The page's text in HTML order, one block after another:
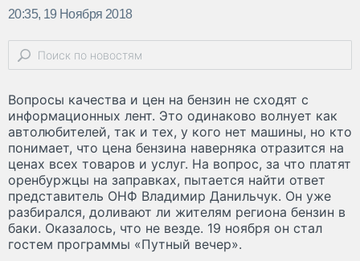
20:35, 19 Ноября 2018
Вопросы качества и цен на бензин не сходят с
информационных лент. Это одинаково волнует как
автолюбителей, так и тех, у кого нет машины, но кто
понимает, что цена бензина наверняка отразится на
ценах всех товаров и услуг. На вопрос, за что платят
оренбуржцы на заправках, пытается найти ответ
представитель ОНФ Владимир Данильчук. Он уже
разбирался, доливают ли жителям региона бензин в
баки. Оказалось, что не везде. 19 ноября он стал
гостем программы «Путный вечер».